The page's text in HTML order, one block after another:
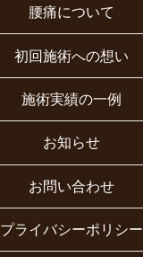
腰痛について
初回施術への想い
施術実績の一例
お知らせ
お問い合わせ
プライバシーポリシー